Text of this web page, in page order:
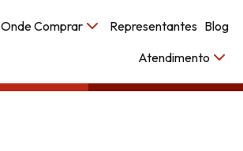
Onde Comprar Representantes Blog
Atendimento